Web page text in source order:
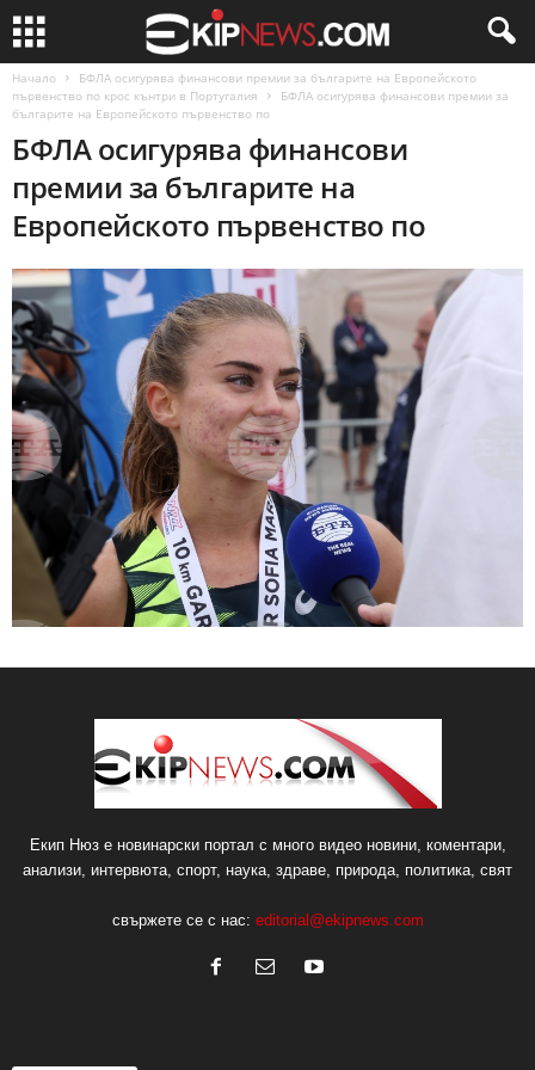
Начало
БФЛА осигурява финансови премии за българите на Европейското
първенство по крос кънтри в Португалия
БФЛА осигурява финансови премии за
българите на Европейското първенство по
БФЛА осигурява финансови
премии за българите на
Европейското първенство по
Екип Нюз е новинарски портал с много видео новини, коментари,
анализи, интервюта, спорт, наука, здраве, природа, политика, свят
свържете се с нас: editorial@ekipnews.com